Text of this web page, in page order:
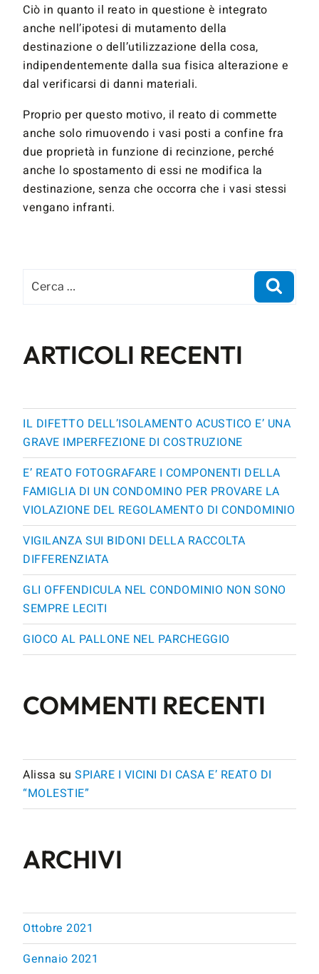
Ciò in quanto il reato in questione è integrato
anche nell’ipotesi di mutamento della
destinazione o dell’utilizzazione della cosa,
indipendentemente dalla sua fisica alterazione e
dal verificarsi di danni materiali.
Proprio per questo motivo, il reato di commette
anche solo rimuovendo i vasi posti a confine fra
due proprietà in funzione di recinzione, perché
anche lo spostamento di essi ne modifica la
destinazione, senza che occorra che i vasi stessi
vengano infranti.
ARTICOLI RECENTI
IL DIFETTO DELL’ISOLAMENTO ACUSTICO E’ UNA
GRAVE IMPERFEZIONE DI COSTRUZIONE
E’ REATO FOTOGRAFARE I COMPONENTI DELLA
FAMIGLIA DI UN CONDOMINO PER PROVARE LA
VIOLAZIONE DEL REGOLAMENTO DI CONDOMINIO
VIGILANZA SUI BIDONI DELLA RACCOLTA
DIFFERENZIATA
GLI OFFENDICULA NEL CONDOMINIO NON SONO
SEMPRE LECITI
GIOCO AL PALLONE NEL PARCHEGGIO
COMMENTI RECENTI
Alissa su SPIARE I VICINI DI CASA E’ REATO DI
“MOLESTIE”
ARCHIVI
Ottobre 2021
Gennaio 2021